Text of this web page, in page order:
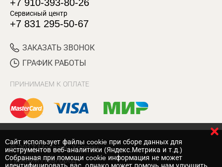
+7 910-393-80-26
Сервисный центр
+7 831 295-50-67
ЗАКАЗАТЬ ЗВОНОК
ГРАФИК РАБОТЫ
ПРИНИМАЕМ К ОПЛАТЕ
© 2017 Магазин Хозяин
Нижний Новгород
Cайт использует файлы cookie при сборе данных для
инструментов веб-аналитики (Яндекс.Метрика и т.д.)
Собранная при помощи cookie информация не может